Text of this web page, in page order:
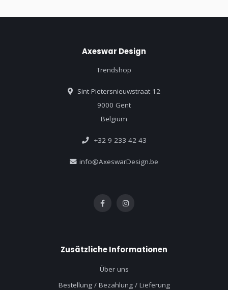
Axeswar Design
Trendshop
Sint-Pietersnieuwstraat 12
9000 Gent
Belgium
+32 9 233 42 43
info@AxeswarDesign.be
Zusätzliche Informationen
Über uns
Bestellung / Bezahlung / Lieferung